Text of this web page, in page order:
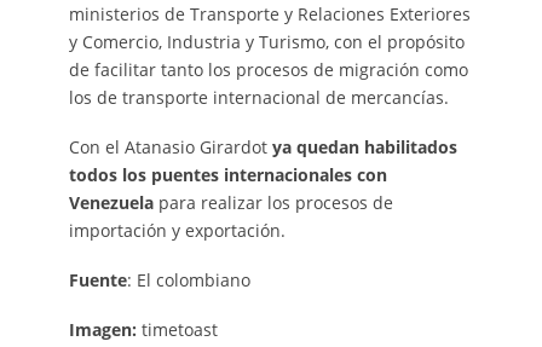
ministerios de Transporte y Relaciones Exteriores
y Comercio, Industria y Turismo, con el propósito
de facilitar tanto los procesos de migración como
los de transporte internacional de mercancías.
Con el Atanasio Girardot ya quedan habilitados
todos los puentes internacionales con
Venezuelapara realizar los procesos de
importación y exportación.
Fuente: El colombiano
Imagen: timetoast